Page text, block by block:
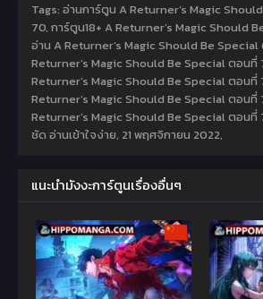
Tags: อ่านการ์ตูน A Returner’s Magic
70, การ์ตูน18+ A Returner’s Magic Should
อ่าน A Returner’s Magic Should Be
Returner’s Magic Should Be Special ตอน
Returner’s Magic Should Be Special ตอนที่
Returner’s Magic Should Be Special ตอนที่
Returner’s Magic Should Be Special ตอน
ชัด อ่านเข้าใจง่าย, 21 พฤศจิกายน 2022,
แนะนำมังงะการ์ตูนเรื่องอื่นๆ